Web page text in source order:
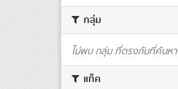
กลุ่ม
ไม่พบ กลุ่ม ที่ตรงกับที่ค้นหา
แท็ค